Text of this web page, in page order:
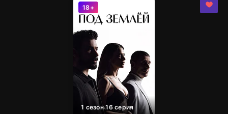
18+
1 сезон 16 серия